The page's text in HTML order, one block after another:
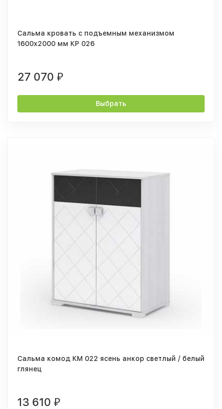
Сальма кровать с подъемным механизмом
1600x2000 мм КР 026
27 070 ₽
Выбрать
Сальма комод КМ 022 ясень анкор светлый / белый
глянец
13 610 ₽